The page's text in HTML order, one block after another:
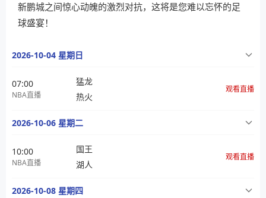
新鹏城之间惊心动魄的激烈对抗，这将是您难以忘怀的足
球盛宴！
2026-10-04 星期日
07:00
NBA直播
猛龙
热火
观看直播
2026-10-06 星期二
10:00
NBA直播
国王
湖人
观看直播
2026-10-08 星期四